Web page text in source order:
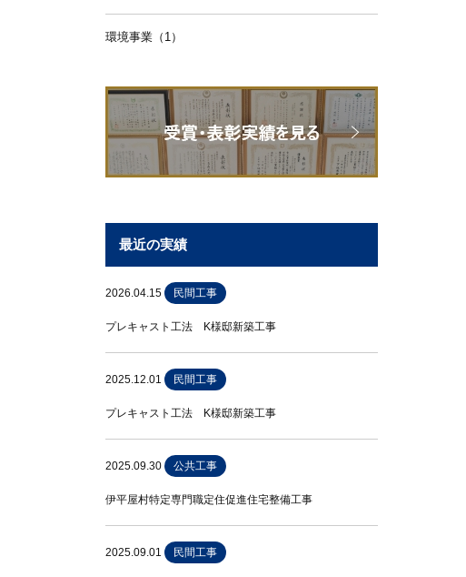
環境事業（1）
最近の実績
2026.04.15 民間工事
プレキャスト工法 K様邸新築工事
2025.12.01 民間工事
プレキャスト工法 K様邸新築工事
2025.09.30 公共工事
伊平屋村特定専門職定住促進住宅整備工事
2025.09.01 民間工事